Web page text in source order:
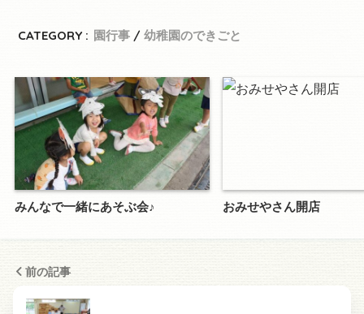
CATEGORY : 園行事 幼稚園のできごと
みんなで一緒にあそぶ会♪ おみせやさん開店
前の記事